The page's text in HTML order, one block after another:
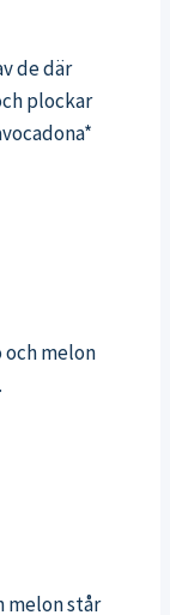
de där
plockar
och melon
melon står